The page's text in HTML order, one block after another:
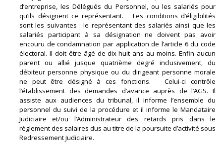
d’entreprise, les Délégués du Personnel, ou les salariés pour
qu’ils désignent ce représentant. Les conditions d’éligibilités
sont les suivantes : le représentant des salariés ainsi que les
salariés participant à sa désignation ne doivent pas avoir
encouru de condamnation par application de l’article 6 du code
électoral. Il doit être âgé de dix-huit ans au moins. Enfin aucun
parent ou allié jusque quatrième degré inclusivement, du
débiteur personne physique ou du dirigeant personne morale
ne peut être désigné à ces fonctions. Celui-ci contrôle
l’établissement des demandes d’avance auprès de l’AGS. Il
assiste aux audiences du tribunal, il informe l’ensemble du
personnel du suivi de la procédure et il informe le Mandataire
Judiciaire et/ou l’Administrateur des retards pris dans le
règlement des salaires dus au titre de la poursuite d’activité sous
Redressement Judiciaire.